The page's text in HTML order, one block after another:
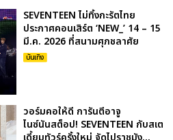
SEVENTEEN ไม่ทิ้งกะรัตไทย
ประกาศคอนเสิร์ต ‘NEW_’ 14 – 15
มี.ค. 2026 ที่สนามศุภชลาศัย
บันเทิง
วอร์มคอให้ดี การันตีอาจู
ไนซ์นันสต็อป! SEVENTEEN กับสเต